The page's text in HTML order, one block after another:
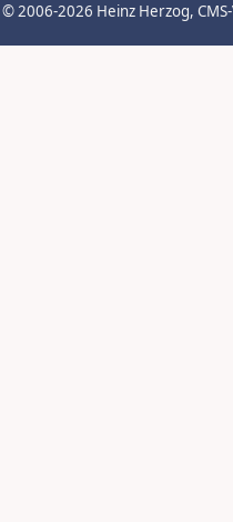
© 2006-2026 Heinz Herzog,